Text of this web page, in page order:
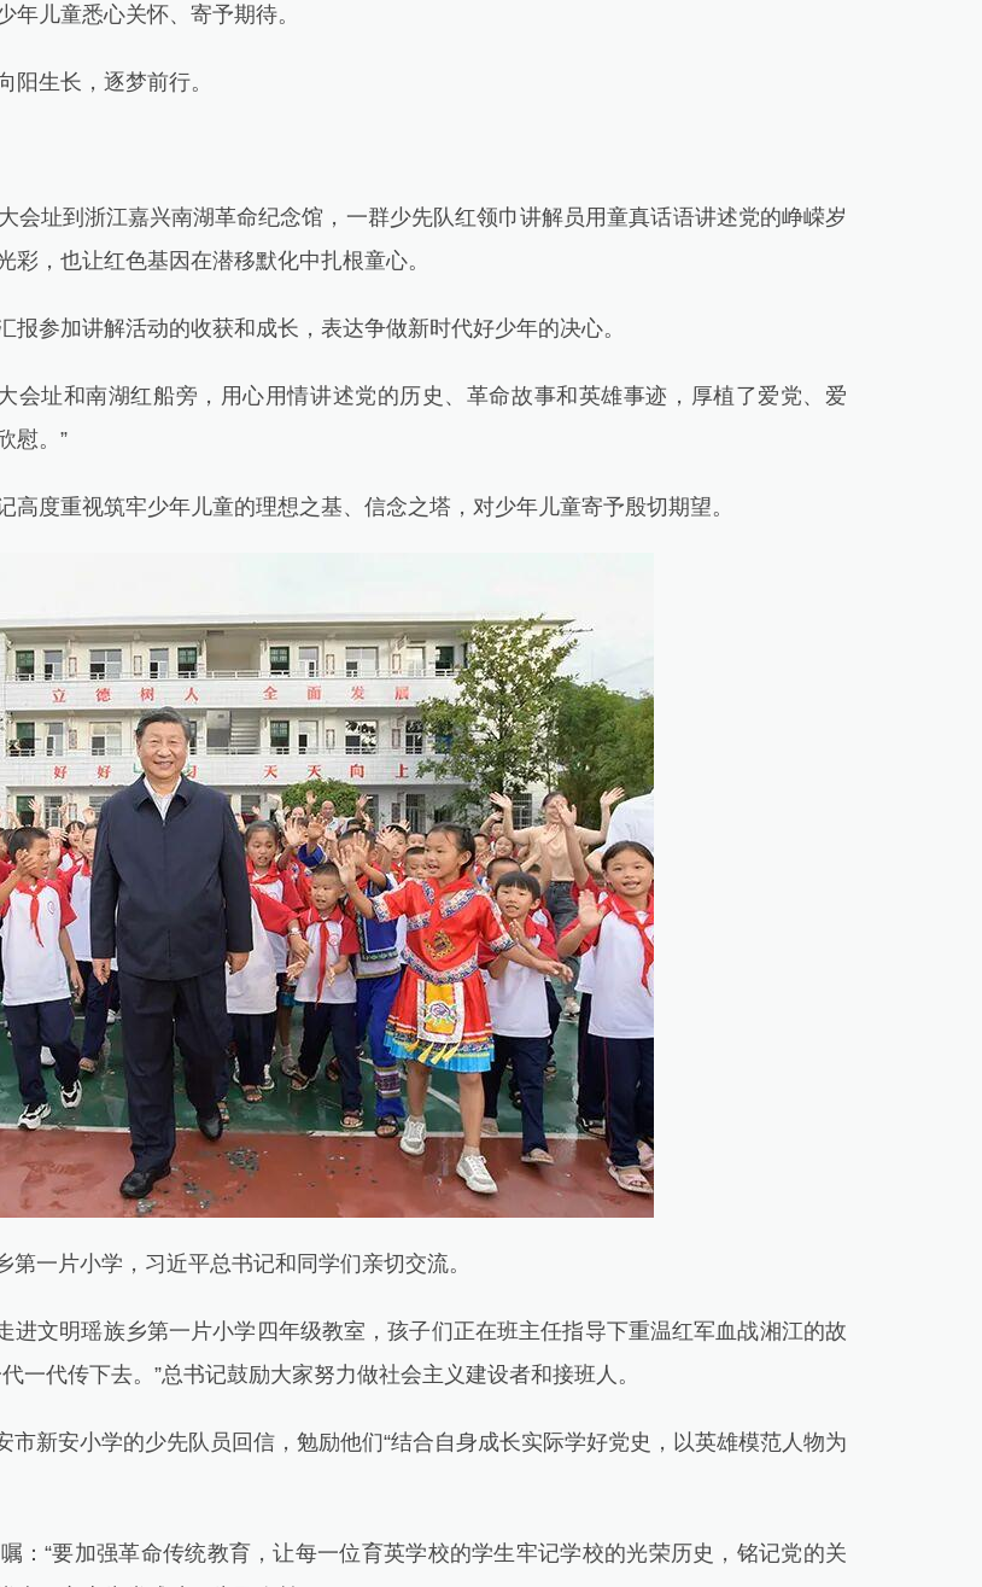
儿童悉心关怀、寄予期待。
生长，逐梦前行。
址到浙江嘉兴南湖革命纪念馆，一群少先队红领巾讲解员用童真话语讲述党的峥嵘岁
，也让红色基因在潜移默化中扎根童心。
加讲解活动的收获和成长，表达争做新时代好少年的决心。
址和南湖红船旁，用心用情讲述党的历史、革命故事和英雄事迹，厚植了爱党、爱
慰。”
重视筑牢少年儿童的理想之基、信念之塔，对少年儿童寄予殷切期望。
片小学，习近平总书记和同学们亲切交流。
文明瑶族乡第一片小学四年级教室，孩子们正在班主任指导下重温红军血战湘江的故
一代传下去。”总书记鼓励大家努力做社会主义建设者和接班人。
新安小学的少先队员回信，勉励他们“结合自身成长实际学好党史，以英雄模范人物为
“要加强革命传统教育，让每一位育英学校的学生牢记学校的光荣历史，铭记党的关